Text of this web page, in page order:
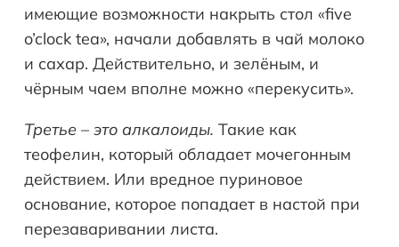
имеющие возможности накрыть стол «five
o’clock tea», начали добавлять в чай молоко
и сахар. Действительно, и зелёным, и
чёрным чаем вполне можно «перекусить».
Третье – это алкалоиды. Такие как
теофелин, который обладает мочегонным
действием. Или вредное пуриновое
основание, которое попадает в настой при
перезаваривании листа.